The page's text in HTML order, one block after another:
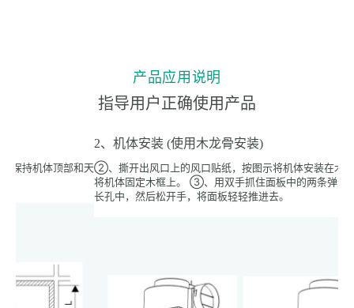
产品应用说明
指导用户正确使用产品
2、机体安装 (使用木龙骨安装)
②、撕开出风口上的风口贴纸，按图示将机体安装在木框上，并用螺钉
将机体固定木框上。 ③、用双手抓住面板中的两条弹簧，插入机体的
长孔中，然后松开手，将面板轻轻推进去。